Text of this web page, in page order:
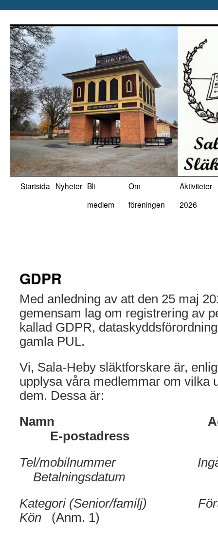
innehåll
Startsida Nyheter Bli
medlem
Om
föreningen
Aktiviteter
2026
GDPR
Med anledning av att den 25 maj
gemensam lag om registrering av
kallad GDPR,
gamla PUL.
Vi, Sala-Heby släktforskare är,
upplysa våra medlemmar om vilka
dem. Dessa är:
Namn
E-postadress
Tel/mobilnummer
Betalningsdatum
Kategori (Senior/familj)
Kön
(Anm. 1)